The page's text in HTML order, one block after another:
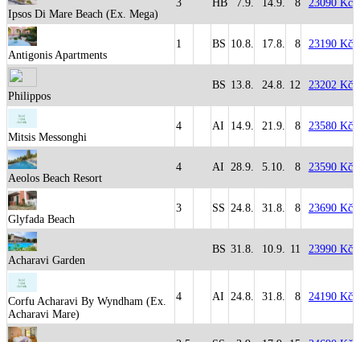
Ipsos Di Mare Beach (Ex. Mega)
3 HB 7.9. 14.9. 8 23090 Kč
Antigonis Apartments
1 BS 10.8. 17.8. 8 23190 Kč
Philippos
BS 13.8. 24.8. 12 23202 Kč
Mitsis Messonghi
4 AI 14.9. 21.9. 8 23580 Kč
Aeolos Beach Resort
4 AI 28.9. 5.10. 8 23590 Kč
Glyfada Beach
3 SS 24.8. 31.8. 8 23690 Kč
Acharavi Garden
BS 31.8. 10.9. 11 23990 Kč
Corfu Acharavi By Wyndham (Ex.
Acharavi Mare)
4 AI 24.8. 31.8. 8 24190 Kč